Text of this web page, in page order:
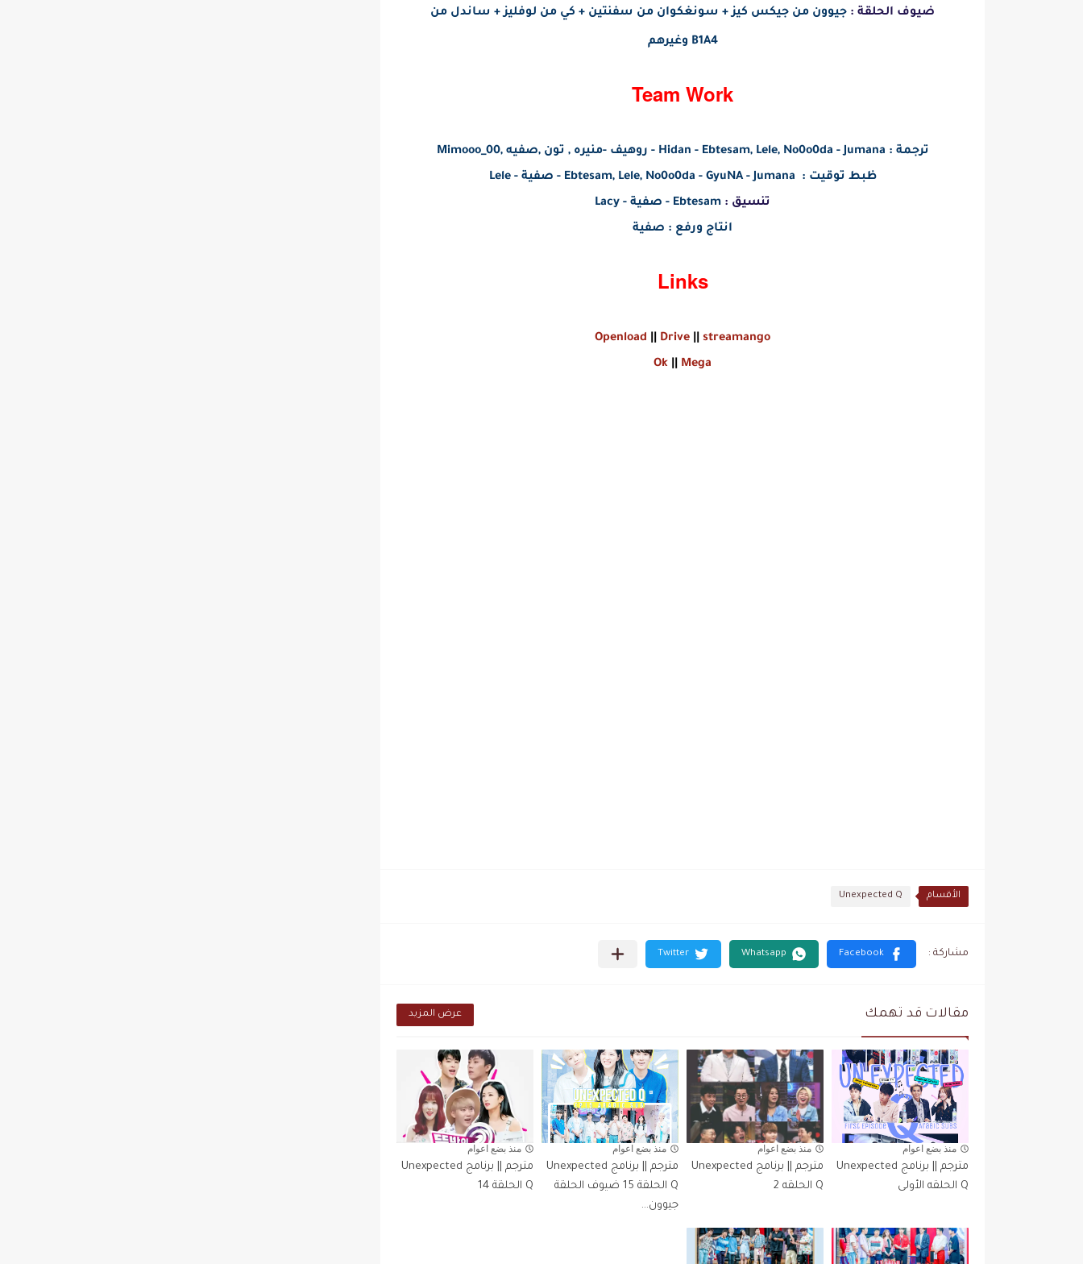
ضيوف الحلقة : جيوون من جيكس كيز + سونغكوان من سفنتين + كي من لوفليز + ساندل من
B1A4 وغيرهم
Team Work
ترجمة : Hidan - Ebtesam, Lele, No0o0da - Jumana - روهيف -منيره , تون ,صفيه ,Mimooo_00
ظبط توقيت :
تنسيق : Ebtesam - صفية - Lacy
انتاج ورفع : صفية
Links
Openload Drive
streamango
Ok
Mega
الأقسام Unexpected Q
مقالات قد تهمك عرض المزيد
Unexpected Q
منذ بضع اعوام
مترجم || برنامج Unexpected
Q الحلقه الأولى
Unexpected Q
منذ بضع اعوام
مترجم || برنامج Unexpected
Q الحلقه 2
Unexpected Q
منذ بضع اعوام
مترجم || برنامج Unexpected
Q الحلقة 15 ضيوف الحلقة
جيوون...
Unexpected Q
منذ بضع اعوام
مترجم || برنامج Unexpected
Q الحلقة 14